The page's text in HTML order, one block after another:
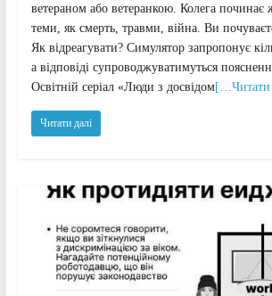
ветераном або ветеранкою. Колега починає
теми, як смерть, травми, війна. Ви
Як відреагувати? Симулятор запропонує
а відповіді супроводжуватимуться
Освітній серіал «Люди з досвідом[…Читати
Читати далі